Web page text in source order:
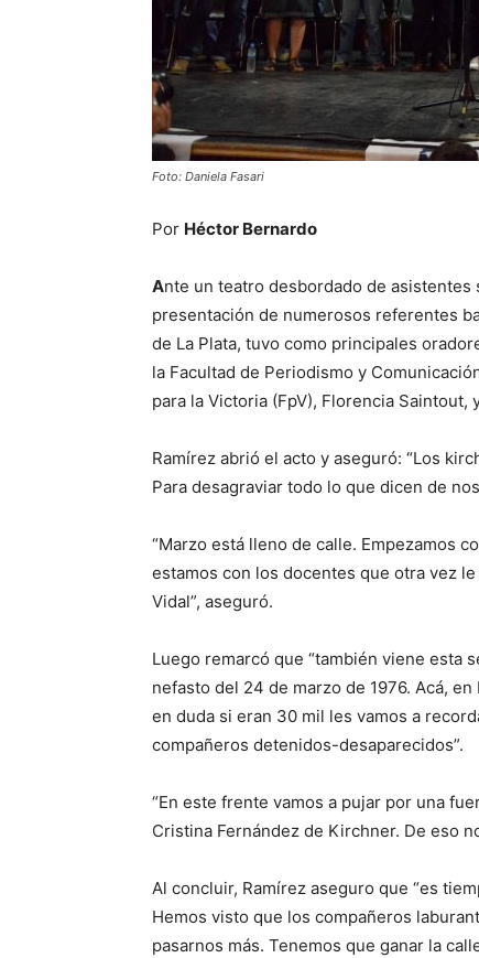
Foto: Daniela Fasari
Por Héctor Bernardo
Ante un teatro desbordado de asistentes
presentación de numerosos referentes
de La Plata, tuvo como principales
la Facultad de Periodismo y
para la Victoria (FpV), Florencia
Ramírez abrió el acto y aseguró: “Los
Para desagraviar todo lo que dicen de
“Marzo está lleno de calle. Empezamos
estamos con los docentes que otra vez
Vidal”, aseguró.
Luego remarcó que “también viene esta
nefasto del 24 de marzo de 1976. Acá,
en duda si eran 30 mil les vamos a
compañeros detenidos-desaparecidos”.
“En este frente vamos a pujar por una
Cristina Fernández de Kirchner. De eso
Al concluir, Ramírez aseguro que “es
Hemos visto que los compañeros
pasarnos más. Tenemos que ganar la